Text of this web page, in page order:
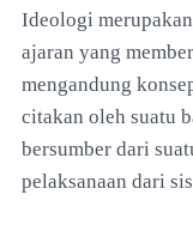
Ideologi
ajaran yang
mengandung
citakan oleh suatu
bersumber dari
pelaksanaan dari